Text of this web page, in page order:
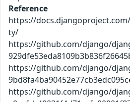
Reference
https://
ty/
https://github.com/django/
https://github.com/django/
https://github.com/django/